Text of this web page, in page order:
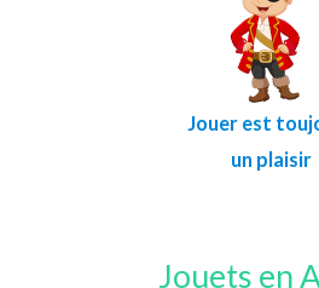
Jouer est
un plaisir
Jouets en